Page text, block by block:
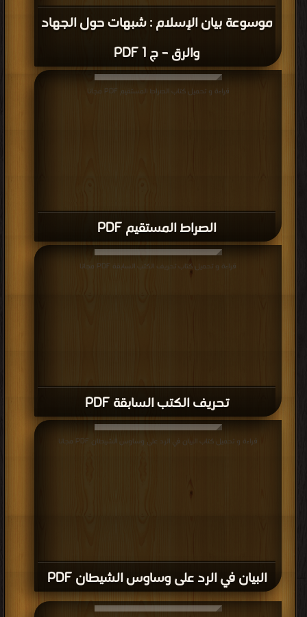
موسوعة بيان الإسلام : شبهات حول الجهاد
والرق – ج 1 PDF
الصراط المستقيم PDF
قراءة و تحميل كتاب الصراط المستقيم PDF مجانا
تحريف الكتب السابقة PDF
قراءة و تحميل كتاب تحريف الكتب السابقة PDF مجانا
البيان في الرد على وساوس الشيطان PDF
قراءة و تحميل كتاب البيان في الرد على وساوس الشيطان PDF مجانا